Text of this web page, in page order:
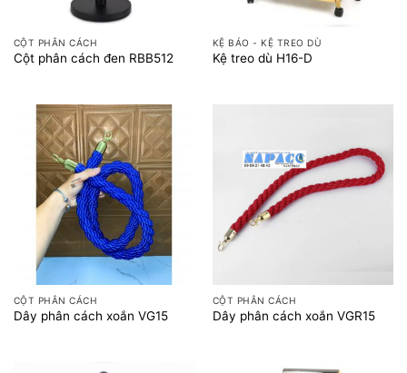
CỘT PHÂN CÁCH
Cột phân cách đen RBB512
KỆ BÁO - KỆ TREO DÙ
Kệ treo dù H16-D
CỘT PHÂN CÁCH
Dây phân cách xoắn VG15
CỘT PHÂN CÁCH
Dây phân cách xoắn VGR15